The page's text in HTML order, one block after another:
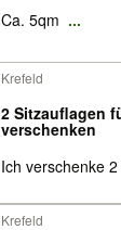
Ca. 5qm ...
Krefeld
2 Sitzauflagen
verschenken
Ich verschenke
Krefeld